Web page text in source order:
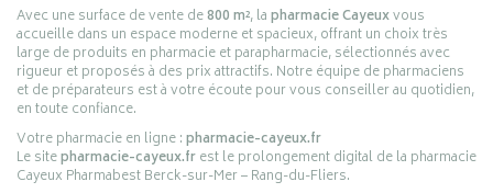
Avec une surface de vente de800 m², lapharmacie Cayeuxvous
accueille dans un espace moderne et spacieux, offrant un choix très
large de produits en pharmacie et parapharmacie, sélectionnés avec
rigueur et proposés à des prix attractifs. Notre équipe de pharmaciens
et de préparateurs est à votre écoute pour vous conseiller au quotidien,
en toute confiance.
Votre pharmacie en ligne :pharmacie-cayeux.fr
Le sitepharmacie-cayeux.frest le prolongement digital de la pharmacie
Cayeux Pharmabest Berck-sur-Mer – Rang-du-Fliers.